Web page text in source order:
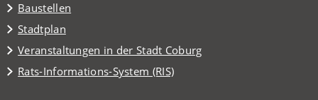
Baustellen
Stadtplan
(Öffnet
in
einem
neuen
Veranstaltungen in der Stadt Coburg
(Öffnet
in
einem
Rats-Informations-System (RIS)
(Öffnet